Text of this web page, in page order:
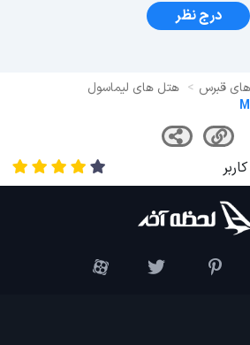
درج نظر
قبرس
هتل های لیماسول
کاربر